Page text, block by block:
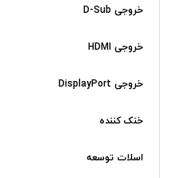
خروجی D-Sub
خروجی HDMI
خروجی DisplayPort
خنک کننده
اسلات توسعه